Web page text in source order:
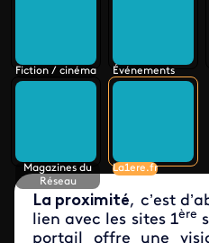
Fiction / cinéma Événements
Magazines du
Réseau
La1ere.fr
La proximité, c’est
lien avec les sites 1ère
portail offre une